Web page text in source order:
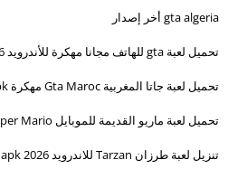
gta algeria أخر إصدار
تحميل لعبة gta للهاتف مجانا مهكرة للأندرويد 2026 APK مجاناً
تحميل لعبة جاتا المغربية Gta Maroc مهكرة Apk للاندرويد 2026 مجانا
تحميل لعبة ماريو القديمة للموبايل Super Mario مجانا
تنزيل لعبة طرزان Tarzan للاندرويد apk 2026